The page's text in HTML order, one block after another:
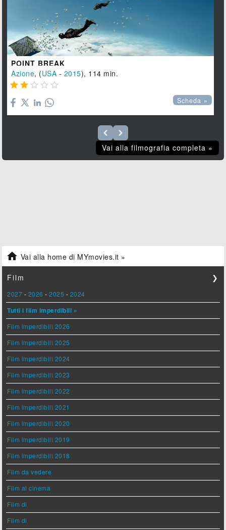
POINT BREAK
Azione, (USA - 2015), 114 min.
    
Scheda »
Vai alla filmografia completa »
 Vai alla home di MYmovies.it »
Film ❯
2027 - 2026 -2025 - 2024
Tutti i film imperdibili »
Film imperdibili 2026
Film imperdibili 2025
Film imperdibili 2024
Film imperdibili 2023
Film imperdibili 2022
Film imperdibili 2021
Film imperdibili 2020
Film imperdibili 2019
Film imperdibili 2018
Film da vedere
Film al cinema
Film di
Film di